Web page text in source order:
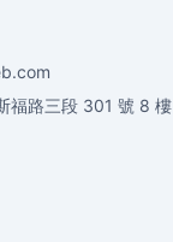
福路三段 301 號 8 樓